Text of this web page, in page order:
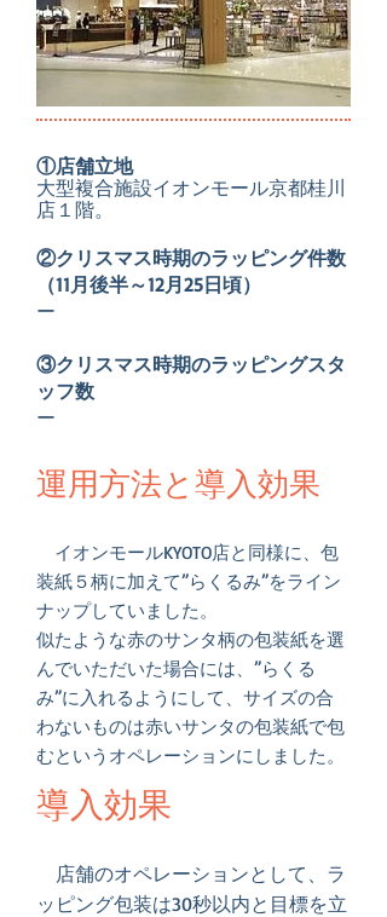
①店舗立地
大型複合施設イオンモール京都桂川
店１階。
②クリスマス時期のラッピング件数
（11月後半～12月25日頃）
ー
③クリスマス時期のラッピングスタ
ッフ数
ー
​運用方法と導入効果
イオンモールKYOTO店と同様に、包
装紙５柄に加えて”らくるみ”をライン
ナップしていました。
似たような赤のサンタ柄の包装紙を選
んでいただいた場合には、”らくる
み”に入れるようにして、サイズの合
わないものは赤いサンタの包装紙で包
むというオペレーションにしました。
導入効果
店舗のオペレーションとして、ラ
ッピング包装は30秒以内と目標を立